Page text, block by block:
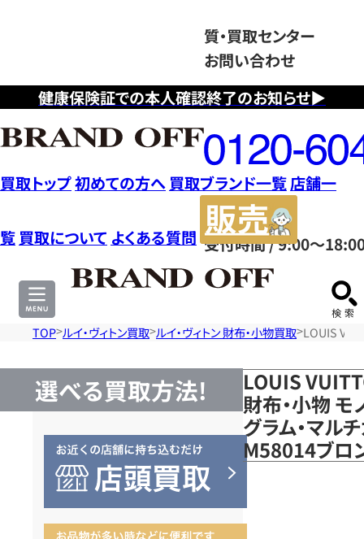
健康保険証での本人確認終了のお知らせ▶
質・買取センター
お問い合わせ
フ
リ
ー
ダ
イ
ヤ
ル
0120604117
受付時間 / 9:00～
買取トップ初めての方へ 買取ブランド一覧店舗一
覧 買取について よくある質問
サ
TOP ルイ・ヴィトン買取 ルイ・ヴィトン 財布・小物買取 LOUIS
選べる買取方法!
LOUIS
財布・小物 モ
グラム・マル
M58014ブロ